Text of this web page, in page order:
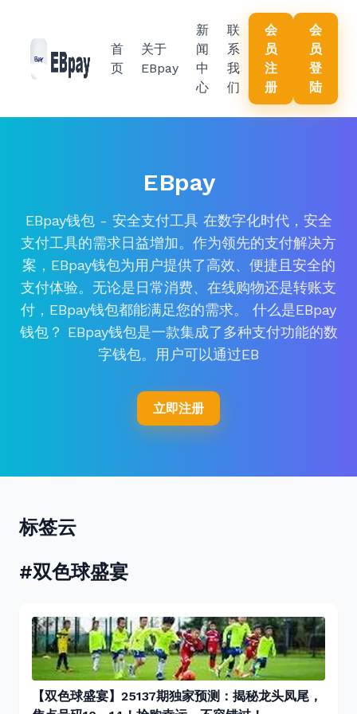
首
页
关于
EBpay
新
闻
中
心
联
系
我
们
会
员
注
册
会
员
登
陆
EBpay
EBpay钱包 - 安全支付工具 在数字化时代，安全
支付工具的需求日益增加。作为领先的支付解决方
案，EBpay钱包为用户提供了高效、便捷且安全的
支付体验。无论是日常消费、在线购物还是转账支
付，EBpay钱包都能满足您的需求。 什么是EBpay
钱包？ EBpay钱包是一款集成了多种支付功能的数
字钱包。用户可以通过EB
立即注册
标签云
#双色球盛宴
【双色球盛宴】25137期独家预测：揭秘龙头凤尾，